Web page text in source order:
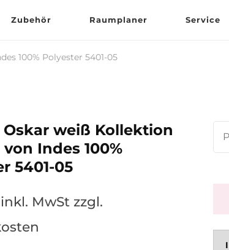
Zubehör Raumplaner Service
100% Polyester 5401-05
Oskar weiß Kollektion
Indes 100%
5401-05
inkl. MwSt zzgl.